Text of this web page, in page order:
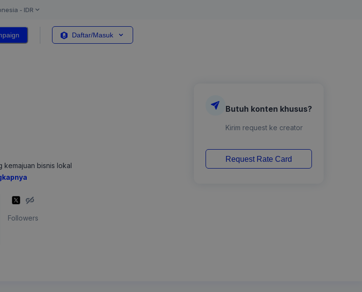
- IDR
Daftar/Masuk
kemajuan bisnis lokal
Followers
Butuh konten khusus?
Kirim request ke creator
Request Rate Card